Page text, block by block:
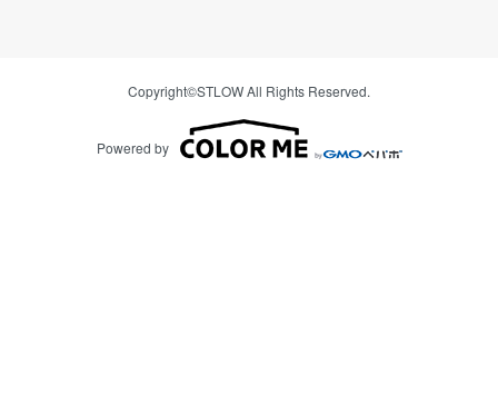
Copyright©STLOW All Rights Reserved.
Powered by